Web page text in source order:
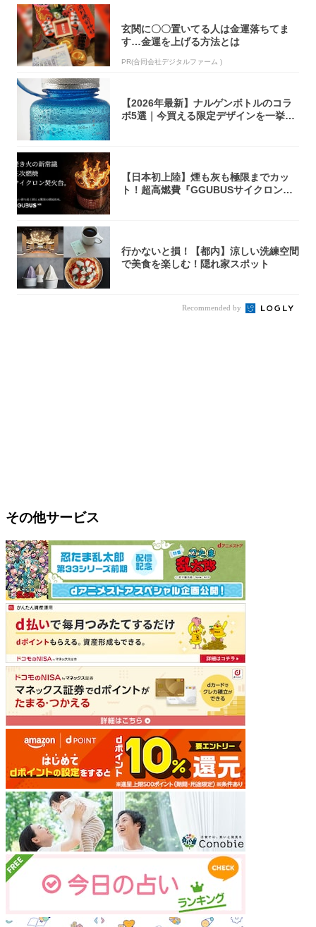
玄関に〇〇置いてる人は金運落ちてま
す…金運を上げる方法とは
PR(合同会社デジタルファーム )
【2026年最新】ナルゲンボトルのコラ
ボ5選｜今買える限定デザインを一挙紹
【日本初上陸】煙も灰も極限までカッ
ト！超高燃費『GGUBUSサイクロン焚
行かないと損！【都内】涼しい洗練空間
で美食を楽しむ！隠れ家スポット
Recommended by
その他サービス